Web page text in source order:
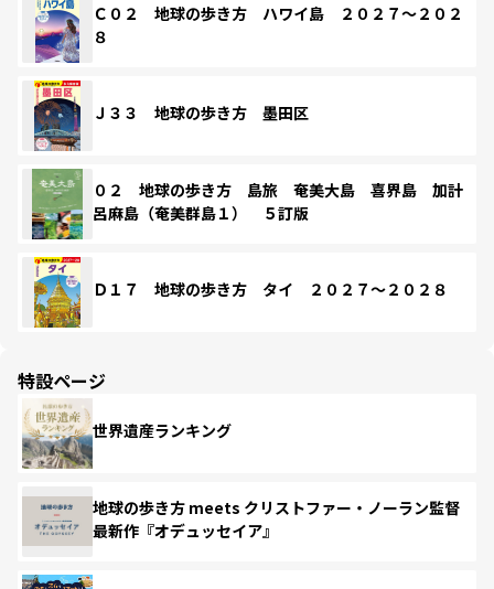
Ｃ０２ 地球の歩き方 ハワイ島 ２０２７～２０２
８
Ｊ３３ 地球の歩き方 墨田区
０２ 地球の歩き方 島旅 奄美大島 喜界島 加計
呂麻島（奄美群島１） ５訂版
Ｄ１７ 地球の歩き方 タイ ２０２７～２０２８
特設ページ
世界遺産ランキング
地球の歩き方 meets クリストファー・ノーラン監督
最新作『オデュッセイア』